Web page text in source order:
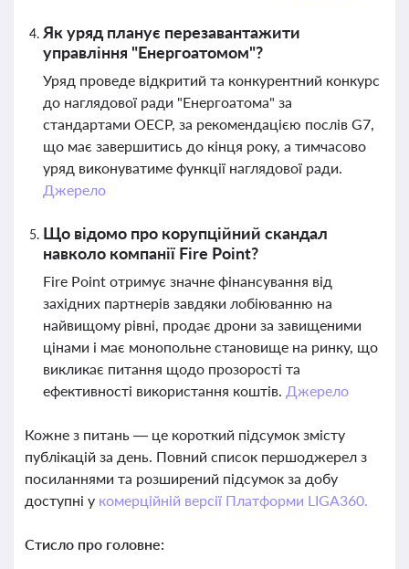
Як уряд планує перезавантажити
управління "Енергоатомом"?
Уряд проведе відкритий та конкурентний конкурс
до наглядової ради "Енергоатома" за
стандартами ОЕСР, за рекомендацією послів G7,
що має завершитись до кінця року, а тимчасово
уряд виконуватиме функції наглядової ради.
Джерело
Що відомо про корупційний скандал
навколо компанії Fire Point?
Fire Point отримує значне фінансування від
західних партнерів завдяки лобіюванню на
найвищому рівні, продає дрони за завищеними
цінами і має монопольне становище на ринку, що
викликає питання щодо прозорості та
ефективності використання коштів. Джерело
Кожне з питань — це короткий підсумок змісту
публікацій за день. Повний список першоджерел з
посиланнями та розширений підсумок за добу
доступні у комерційній версії Платформи LIGA360.
Стисло про головне: